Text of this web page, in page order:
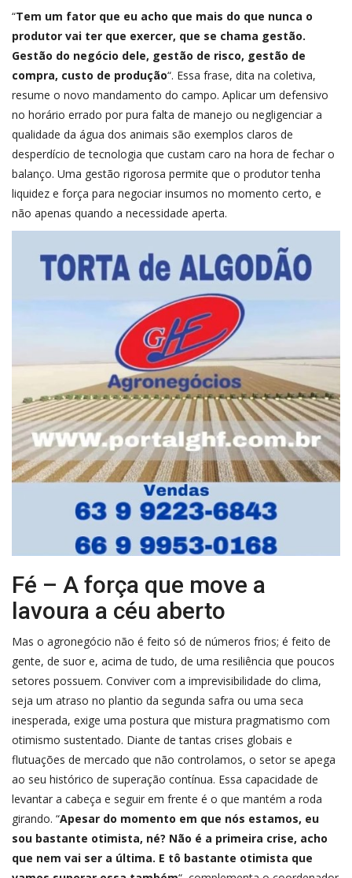
“Tem um fator que eu acho que mais do que nunca o
produtor vai ter que exercer, que se chama gestão.
Gestão do negócio dele, gestão de risco, gestão de
compra, custo de produção“. Essa frase, dita na coletiva,
resume o novo mandamento do campo. Aplicar um defensivo
no horário errado por pura falta de manejo ou negligenciar a
qualidade da água dos animais são exemplos claros de
desperdício de tecnologia que custam caro na hora de fechar o
balanço. Uma gestão rigorosa permite que o produtor tenha
liquidez e força para negociar insumos no momento certo, e
não apenas quando a necessidade aperta.
Fé – A força que move a
lavoura a céu aberto
Mas o agronegócio não é feito só de números frios; é feito de
gente, de suor e, acima de tudo, de uma resiliência que poucos
setores possuem. Conviver com a imprevisibilidade do clima,
seja um atraso no plantio da segunda safra ou uma seca
inesperada, exige uma postura que mistura pragmatismo com
otimismo sustentado. Diante de tantas crises globais e
flutuações de mercado que não controlamos, o setor se apega
ao seu histórico de superação contínua. Essa capacidade de
levantar a cabeça e seguir em frente é o que mantém a roda
girando. “Apesar do momento em que nós estamos, eu
sou bastante otimista, né? Não é a primeira crise, acho
que nem vai ser a última. E tô bastante otimista que